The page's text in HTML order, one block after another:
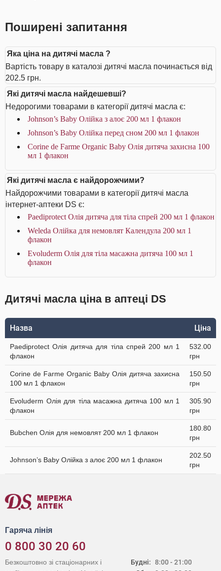
Поширені запитання
Яка ціна на дитячі масла ?
Вартість товару в каталозі дитячі масла починається від
202.5 грн.
Які дитячі масла найдешевші?
Недорогими товарами в категорії дитячі масла є:
Johnson’s Baby Олійка з алоє 200 мл 1 флакон
Johnson’s Baby Олійка перед сном 200 мл 1 флакон
Corine de Farme Organic Baby Олія дитяча захисна 100
мл 1 флакон
Які дитячі масла є найдорожчими?
Найдорожчими товарами в категорії дитячі масла
інтернет-аптеки DS є:
Paediprotect Олія дитяча для тіла спрей 200 мл 1 флакон
Weleda Олійка для немовлят Календула 200 мл 1
флакон
Evoluderm Олія для тіла масажна дитяча 100 мл 1
флакон
Дитячі масла ціна в аптеці DS
Назва Ціна
Paediprotect Олія дитяча для тіла спрей 200 мл 1
флакон
532.00
грн
Corine de Farme Organic Baby Олія дитяча захисна
100 мл 1 флакон
150.50
грн
Evoluderm Олія для тіла масажна дитяча 100 мл 1
флакон
305.90
грн
Bubchen Олія для немовлят 200 мл 1 флакон
180.80
грн
Johnson’s Baby Олійка з алоє 200 мл 1 флакон
202.50
грн
Гаряча лінія
0 800 30 20 60
Будні: 8:00 - 21:00
Безкоштовно зі стаціонарних і